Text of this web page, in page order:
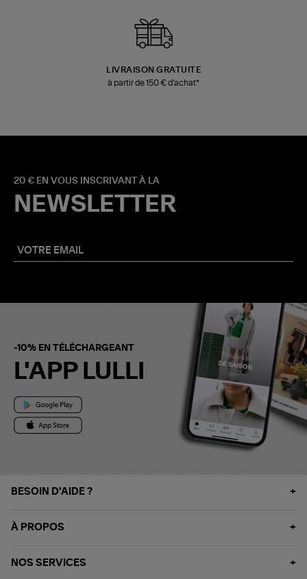
LIVRAISON GRATUITE
à partir de 150 € d'achat*
20 € EN VOUS INSCRIVANT À LA
NEWSLETTER
-10% EN TÉLÉCHARGEANT
L'APP LULLI
BESOIN D'AIDE ?
À PROPOS
NOS SERVICES